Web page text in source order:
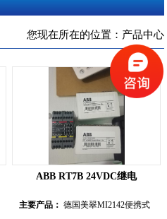
留言
招聘您现在所在的位置：产品中心
ABB RT7B 24VDC继电
主要产品： 德国美翠MI2142便携式